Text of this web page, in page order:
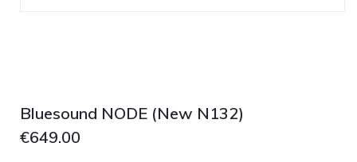
Bluesound NODE (New N132)
€649.00